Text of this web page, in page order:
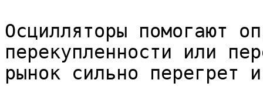
Осцилляторы помогают
перекупленности или
рынок сильно перегрет